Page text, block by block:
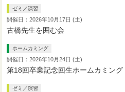
ゼミ／演習
開催日：2026年10月17日 (土)
古橋先生を囲む会
ホームカミング
開催日：2026年10月24日 (土)
第18回卒業記念回生ホームカミング
ゼミ／演習